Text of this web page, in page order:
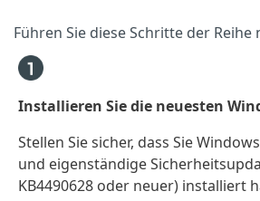
Führen Sie diese Schritte der Reihe
Installieren Sie die neuesten
Stellen Sie sicher, dass Sie
und eigenständige
KB4490628 oder neuer) installiert